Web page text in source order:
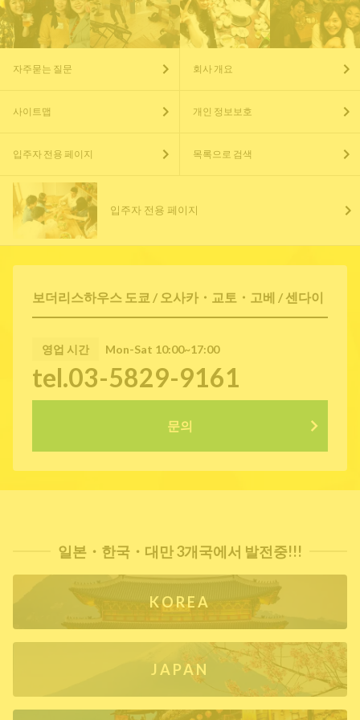
보더리스하우스 도쿄 / 오사카・교토・고베 / 센다이
영업 시간 Mon-Sat 10:00~17:00
tel.03-5829-9161
문의
자주묻는 질문 회사 개요
사이트맵 개인 정보보호
입주자 전용 페이지 목록으로 검색
입주자 전용 페이지
일본・한국・대만 3개국에서 발전중!!!
KOREA
JAPAN